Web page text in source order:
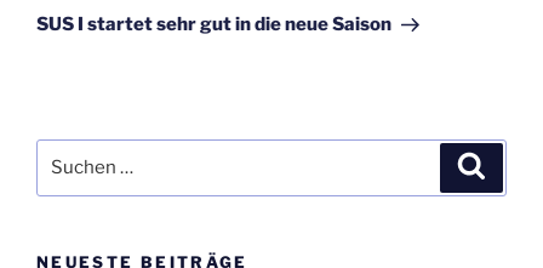
Beitrag
SUS I startet sehr gut in die neue Saison
nach:
NEUESTE BEITRÄGE